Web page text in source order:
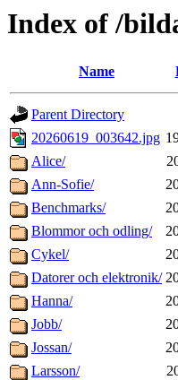
Index of /
Name
Parent Directory
20260619_003642.jpg
Alice/
Ann-Sofie/
Benchmarks/
Blommor och odling/
Cykel/
Datorer och elektronik/
Hanna/
Jobb/
Jossan/
Larsson/